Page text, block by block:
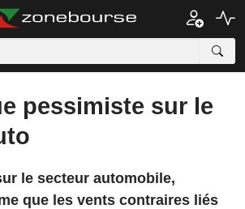
pessimiste sur le
le secteur automobile,
que les vents contraires liés